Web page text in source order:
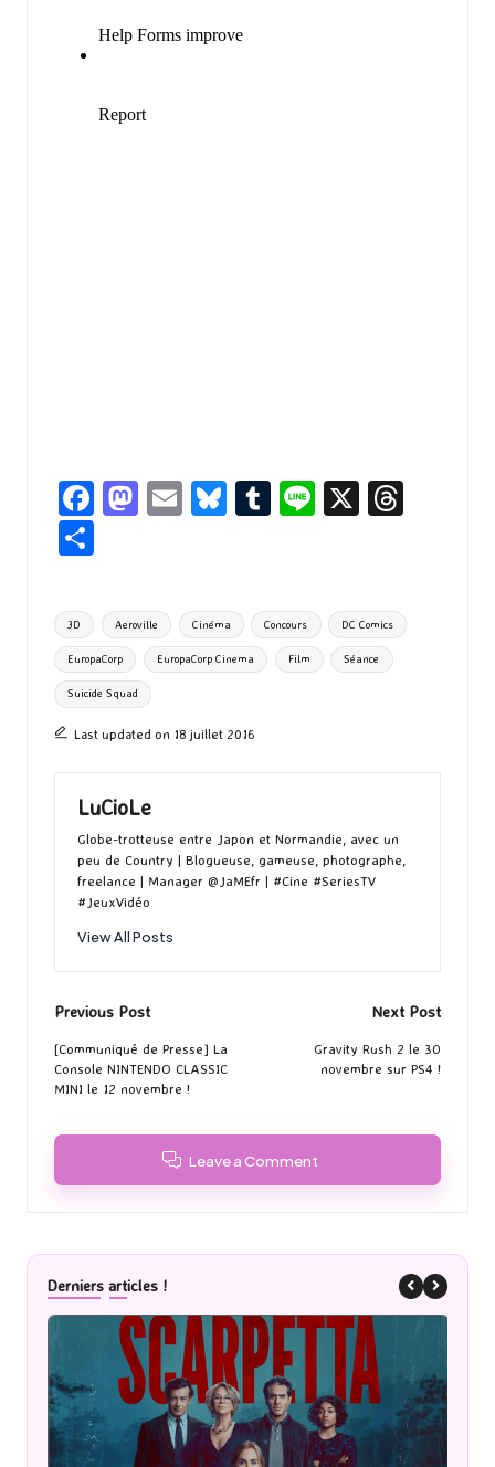
Fa
o
o
k
M
d
o
n
E
l
Bl
ky
T
bl
r
Li X
ta
g
er
Tags:
3D Aeroville Cinéma Concours DC Comics
EuropaCorp EuropaCorp Cinema Film Séance
Suicide Squad
Last updated on 18 juillet 2016
LuCioLe
Globe-trotteuse entre Japon et Normandie, avec un
peu de Country | Blogueuse, gameuse, photographe,
freelance | Manager @JaMEfr | #Cine #SeriesTV
#JeuxVidéo
View All Posts
Post
navigation
Previous Post
[Communiqué de Presse] La
Console NINTENDO CLASSIC
MINI le 12 novembre !
Next Post
Gravity Rush 2 le 30
novembre sur PS4 !
Leave a Comment
Derniers articles !